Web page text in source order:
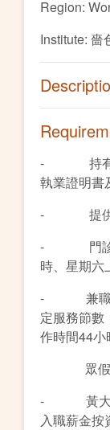
Region:
Institute: 嗇
- 持有由
執業證明書
- 提供診
- 門診時
時、星期六
- 兼職應
定服務節數
作時間44
眾假
- 黃大仙
入職薪金按